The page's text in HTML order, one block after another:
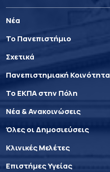
Νέα
Το Πανεπιστήμιο
Σχετικά
Πανεπιστημιακή Κοινότητα
Το ΕΚΠΑ στην Πόλη
Νέα & Ανακοινώσεις
Όλες οι Δημοσιεύσεις
Κλινικές Μελέτες
Επιστήμες Υγείας